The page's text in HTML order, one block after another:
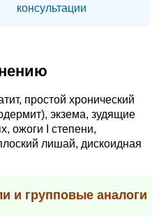
консультации
простой хронический
экзема, зудящие
ожоги I степени,
лишай, дискоидная
и групповые аналоги